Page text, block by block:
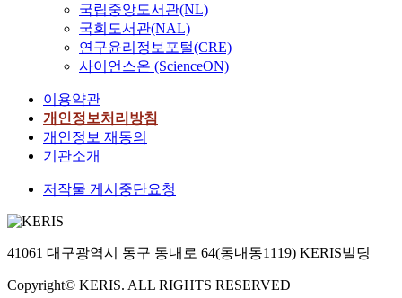
국립중앙도서관(NL)
국회도서관(NAL)
연구윤리정보포털(CRE)
사이언스온 (ScienceON)
이용약관
개인정보처리방침
개인정보 재동의
기관소개
저작물 게시중단요청
41061 대구광역시 동구 동내로 64(동내동1119) KERIS빌딩
Copyright© KERIS. ALL RIGHTS RESERVED